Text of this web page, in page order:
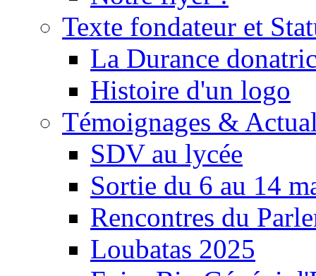
Texte fondateur et
La Durance
Histoire d'un logo
Témoignages &
SDV au lycée
Sortie du 6 au 14
Rencontres du
Loubatas 2025